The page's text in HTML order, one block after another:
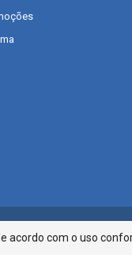
- Rua Monsenhor Silveira
com o uso